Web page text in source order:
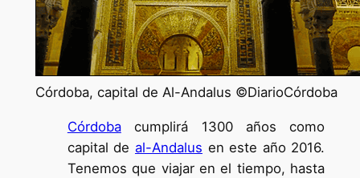
Córdoba, capital de Al-Andalus ©DiarioCórdoba
Córdobacumplirá 1300 años como
capital de al-Andalus en este año 2016.
Tenemos que viajar en el tiempo, hasta